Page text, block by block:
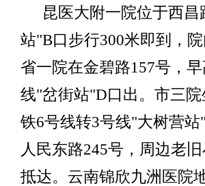
昆医大附一院位于西
站"B口步行300米即到，
省一院在金碧路157号，
线"岔街站"D口出。市三
铁6号线转3号线"大树营
人民东路245号，周边老
抵达。云南锦欣九洲医院